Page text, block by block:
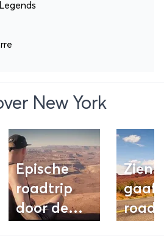
New York
Epische
roadtrip
door de
Zien:
gaaf